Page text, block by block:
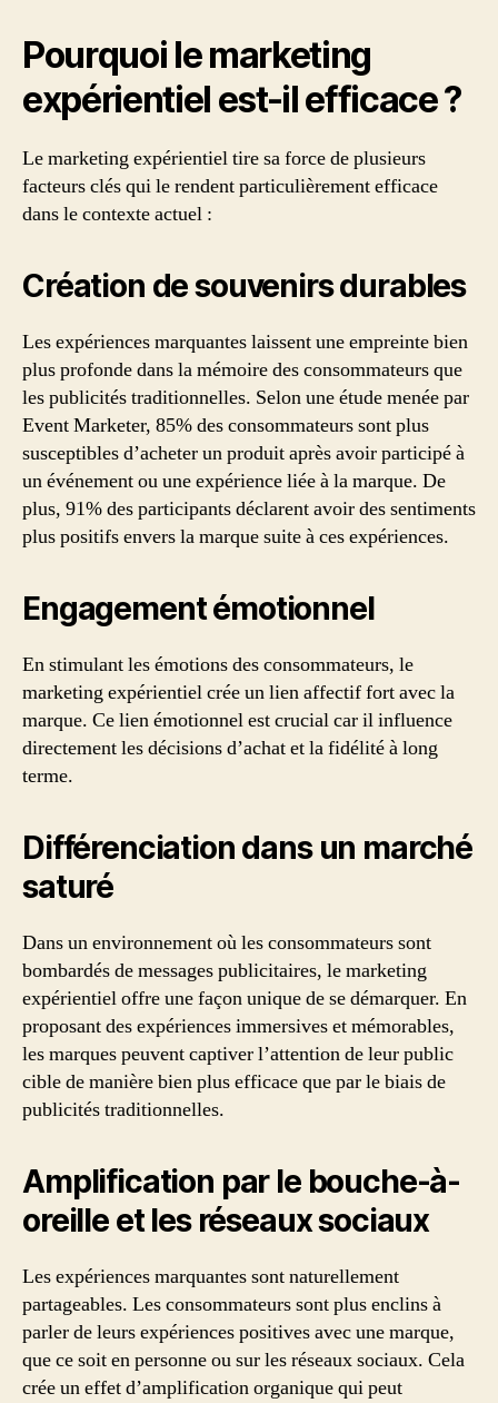
Pourquoi le marketing
expérientiel est-il efficace ?
Le marketing expérientiel tire sa force de plusieurs
facteurs clés qui le rendent particulièrement efficace
dans le contexte actuel :
Création de souvenirs durables
Les expériences marquantes laissent une empreinte bien
plus profonde dans la mémoire des consommateurs que
les publicités traditionnelles. Selon une étude menée par
Event Marketer, 85% des consommateurs sont plus
susceptibles d’acheter un produit après avoir participé à
un événement ou une expérience liée à la marque. De
plus, 91% des participants déclarent avoir des sentiments
plus positifs envers la marque suite à ces expériences.
Engagement émotionnel
En stimulant les émotions des consommateurs, le
marketing expérientiel crée un lien affectif fort avec la
marque. Ce lien émotionnel est crucial car il influence
directement les décisions d’achat et la fidélité à long
terme.
Différenciation dans un marché
saturé
Dans un environnement où les consommateurs sont
bombardés de messages publicitaires, le marketing
expérientiel offre une façon unique de se démarquer. En
proposant des expériences immersives et mémorables,
les marques peuvent captiver l’attention de leur public
cible de manière bien plus efficace que par le biais de
publicités traditionnelles.
Amplification par le bouche-à-
oreille et les réseaux sociaux
Les expériences marquantes sont naturellement
partageables. Les consommateurs sont plus enclins à
parler de leurs expériences positives avec une marque,
que ce soit en personne ou sur les réseaux sociaux. Cela
crée un effet d’amplification organique qui peut